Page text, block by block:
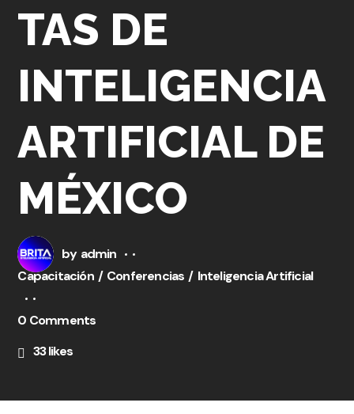
TAS DE
INTELIGENCIA
ARTIFICIAL DE
MÉXICO
by admin
Capacitación
Conferencias Inteligencia Artificial
0 Comments
33likes